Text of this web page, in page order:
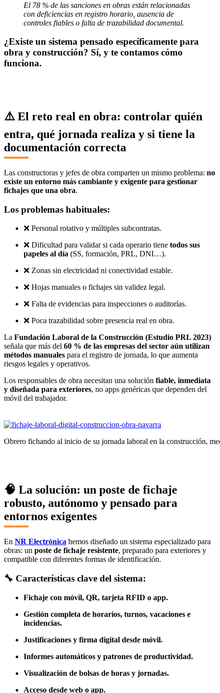
El 78 % de las sanciones en obras están relacionadas
con deficiencias en registro horario, ausencia de
controles fiables o falta de trazabilidad documental.
¿Existe un sistema pensado específicamente para
obra y construcción? Sí, y te contamos cómo
funciona.
⚠️ El reto real en obra: controlar quién
entra, qué jornada realiza y si tiene la
documentación correcta
Las constructoras y jefes de obra comparten un mismo problema: no
existe un entorno más cambiante y exigente para gestionar
fichajes que una obra.
Los problemas habituales:
❌ Personal rotativo y múltiples subcontratas.
❌ Dificultad para validar si cada operario tiene todos sus
papeles al día (SS, formación, PRL, DNI…).
❌ Zonas sin electricidad ni conectividad estable.
❌ Hojas manuales o fichajes sin validez legal.
❌ Falta de evidencias para inspecciones o auditorías.
❌ Poca trazabilidad sobre presencia real en obra.
La Fundación Laboral de la Construcción (Estudio PRL 2023)
señala que más del 60 % de las empresas del sector aún utilizan
métodos manuales para el registro de jornada, lo que aumenta
riesgos legales y operativos.
Los responsables de obra necesitan una solución fiable, inmediata
y diseñada para exteriores, no apps genéricas que dependen del
móvil del trabajador.
Obrero fichando al inicio de su jornada laboral en la construcción,
🧠 La solución: un poste de fichaje
robusto, autónomo y pensado para
entornos exigentes
En NR Electrónica hemos diseñado un sistema especializado para
obras: un poste de fichaje resistente, preparado para exteriores y
compatible con diferentes formas de identificación.
🔧 Características clave del sistema:
Fichaje con móvil, QR, tarjeta RFID o app.
Gestión completa de horarios, turnos, vacaciones e
incidencias.
Justificaciones y firma digital desde móvil.
Informes automáticos y patrones de productividad.
Visualización de bolsas de horas y jornadas.
Acceso desde web o app.